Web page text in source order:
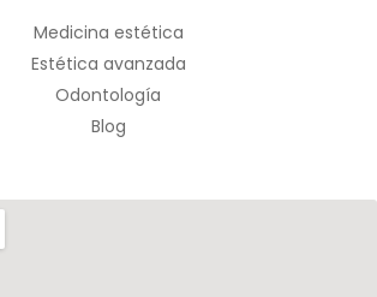
Medicina estética
Estética avanzada
Odontología
Blog